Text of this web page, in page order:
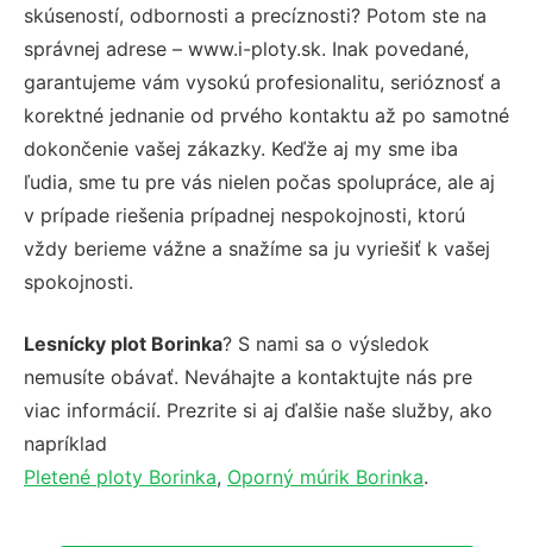
skúseností, odbornosti a precíznosti? Potom ste na
správnej adrese – www.i-ploty.sk. Inak povedané,
garantujeme vám vysokú profesionalitu, serióznosť a
korektné jednanie od prvého kontaktu až po samotné
dokončenie vašej zákazky. Keďže aj my sme iba
ľudia, sme tu pre vás nielen počas spolupráce, ale aj
v prípade riešenia prípadnej nespokojnosti, ktorú
vždy berieme vážne a snažíme sa ju vyriešiť k vašej
spokojnosti.
Lesnícky plot Borinka? S nami sa o výsledok
nemusíte obávať. Neváhajte a kontaktujte nás pre
viac informácií. Prezrite si aj ďalšie naše služby, ako
napríklad
Pletené ploty Borinka, Oporný múrik Borinka.